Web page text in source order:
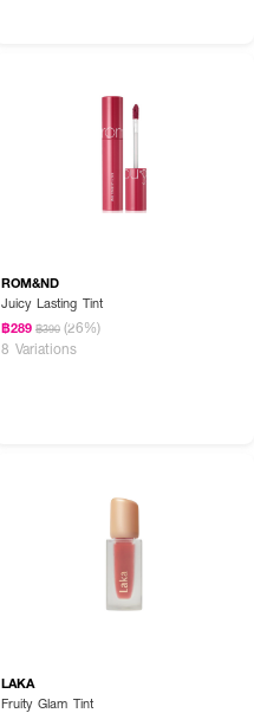
ROM&ND
Juicy Lasting Tint
฿289 ฿390 (26%)
8 Variations
LAKA
Fruity Glam Tint